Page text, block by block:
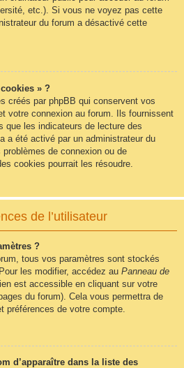
etc.). Si vous ne voyez pas cette
du forum a désactivé cette
» ?
créés par phpBB qui conservent vos
votre connexion au forum. Ils fournissent
que les indicateurs de lecture des
a été activé par un administrateur du
de connexion ou de
cookies pourrait les résoudre.
de l’utilisateur
?
tous vos paramètres sont stockés
les modifier, accédez au Panneau de
est accessible en cliquant sur votre
du forum). Cela vous permettra de
préférences de votre compte.
d’apparaître dans la liste des